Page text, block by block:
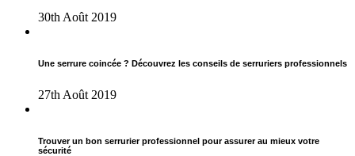
30th Août 2019
Une serrure coincée ? Découvrez les conseils de serruriers professionnels
27th Août 2019
Trouver un bon serrurier professionnel pour assurer au mieux votre
sécurité